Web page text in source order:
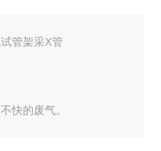
管架采X管
快的废气。